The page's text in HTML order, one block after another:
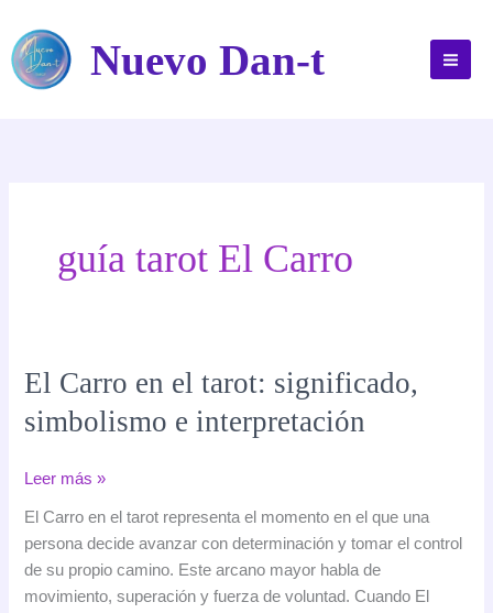
contenido
Nuevo Dan-t
guía tarot El Carro
El Carro en el tarot: significado,
simbolismo e interpretación
El
el
Leer más »
El Carro en el tarot representa el momento en el que una
persona decide avanzar con determinación y tomar el control
de su propio camino. Este arcano mayor habla de
movimiento, superación y fuerza de voluntad. Cuando El